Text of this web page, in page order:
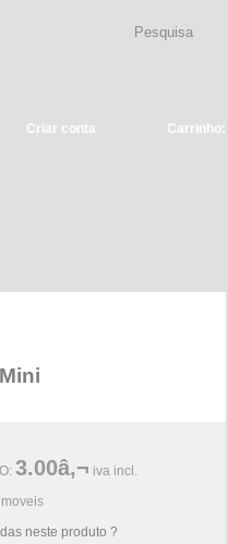
Criar conta Carrinho:
3.00â‚¬ iva incl.
neste produto ?